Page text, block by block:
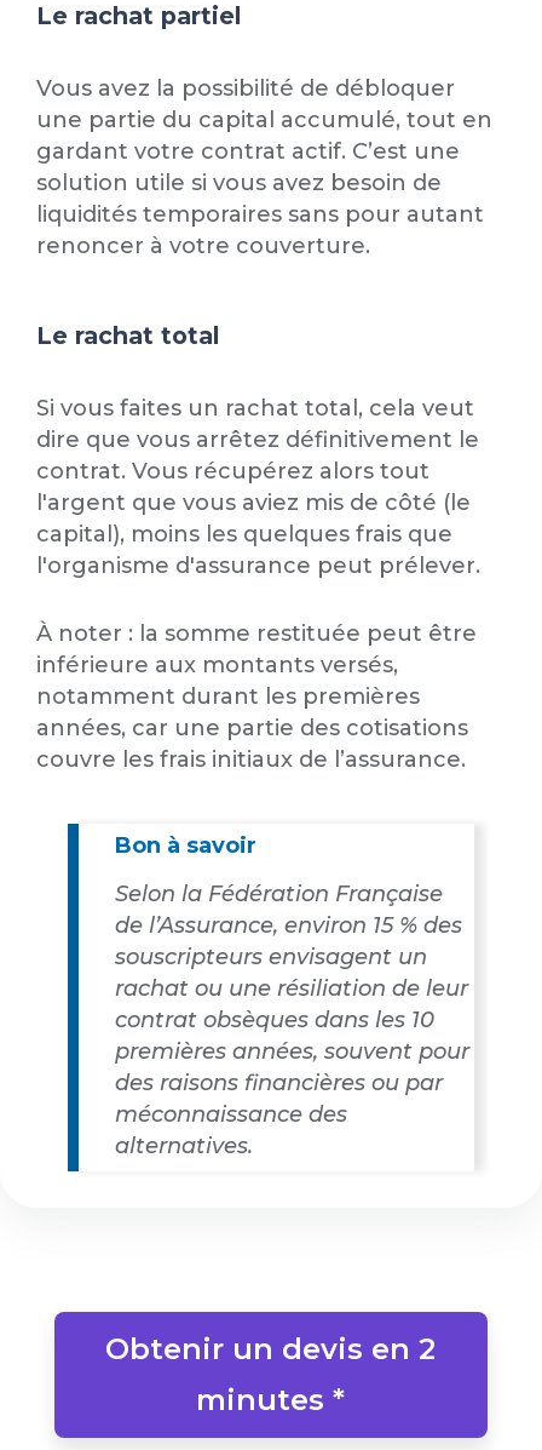
Le rachat partiel
Vous avez la possibilité de débloquer
une partie du capital accumulé, tout en
gardant votre contrat actif. C’est une
solution utile si vous avez besoin de
liquidités temporaires sans pour autant
renoncer à votre couverture.
Le rachat total
Si vous faites un rachat total, cela veut
dire que vous arrêtez définitivement le
contrat. Vous récupérez alors tout
l'argent que vous aviez mis de côté (le
capital), moins les quelques frais que
l'organisme d'assurance peut prélever.
À noter : la somme restituée peut être
inférieure aux montants versés,
notamment durant les premières
années, car une partie des cotisations
couvre les frais initiaux de l’assurance.
Bon à savoir
Selon la Fédération Française
de l’Assurance, environ 15 % des
souscripteurs envisagent un
rachat ou une résiliation de leur
contrat obsèques dans les 10
premières années, souvent pour
des raisons financières ou par
méconnaissance des
alternatives.
Obtenir un devis en 2
minutes *